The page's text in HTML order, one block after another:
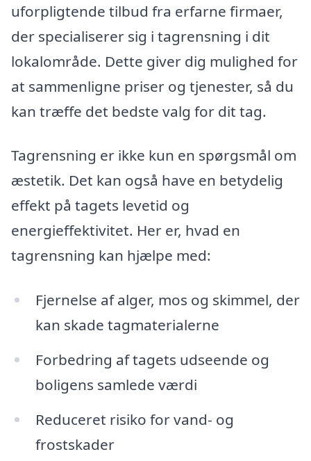
uforpligtende tilbud fra erfarne firmaer,
der specialiserer sig i tagrensning i dit
lokalområde. Dette giver dig mulighed for
at sammenligne priser og tjenester, så du
kan træffe det bedste valg for dit tag.
Tagrensning er ikke kun en spørgsmål om
æstetik. Det kan også have en betydelig
effekt på tagets levetid og
energieffektivitet. Her er, hvad en
tagrensning kan hjælpe med:
Fjernelse af alger, mos og skimmel, der
kan skade tagmaterialerne
Forbedring af tagets udseende og
boligens samlede værdi
Reduceret risiko for vand- og
frostskader